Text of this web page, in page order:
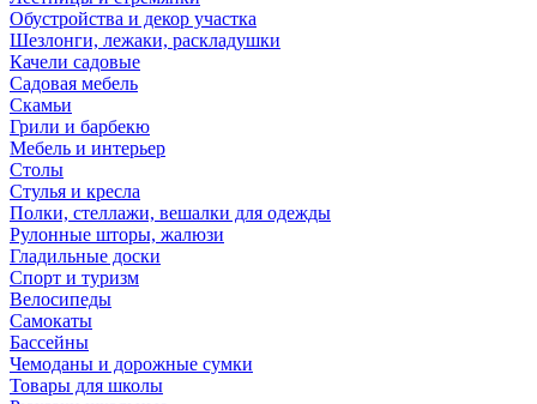
Обустройства и декор участка
Шезлонги, лежаки, раскладушки
Качели садовые
Садовая мебель
Скамьи
Грили и барбекю
Мебель и интерьер
Столы
Стулья и кресла
Полки, стеллажи, вешалки для одежды
Рулонные шторы, жалюзи
Гладильные доски
Спорт и туризм
Велосипеды
Самокаты
Бассейны
Чемоданы и дорожные сумки
Товары для школы